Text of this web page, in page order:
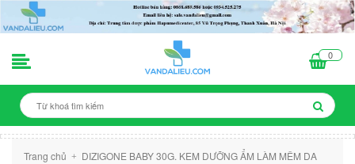
0
Trang chủ +
DIZIGONE BABY 30G. KEM DƯỠNG ẨM LÀM MÊM DA